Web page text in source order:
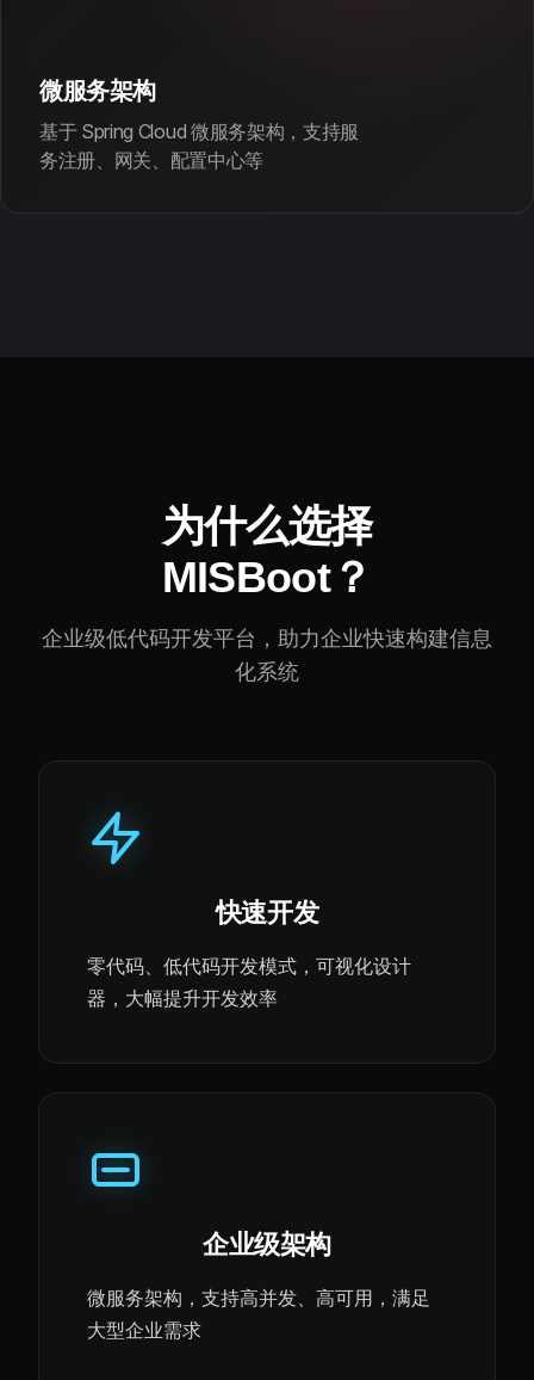
微服务架构
基于 Spring Cloud 微服务架构，支持服
务注册、网关、配置中心等
为什么选择
MISBoot？
企业级低代码开发平台，助力企业快速构建信息
化系统
快速开发
零代码、低代码开发模式，可视化设计
器，大幅提升开发效率
企业级架构
微服务架构，支持高并发、高可用，满足
大型企业需求